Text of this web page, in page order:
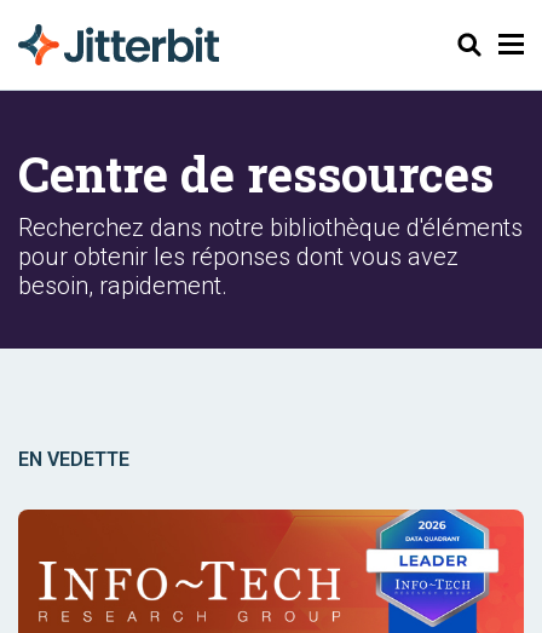
Chercher
Centre de ressources
Recherchez dans notre bibliothèque d'éléments
pour obtenir les réponses dont vous avez
besoin, rapidement.
EN VEDETTE